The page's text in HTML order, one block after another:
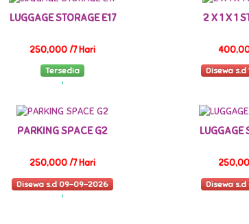
LUGGAGE STORAGE E17
250,000 /7 Hari
Tersedia
2 X 1 X 1
Disewa
PARKING SPACE G2
250,000 /7 Hari
Disewa s.d 09-09-2026
LUGGAGE
Disewa